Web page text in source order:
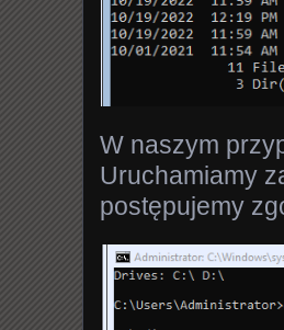
W naszym
Uruchamiamy
postępujemy